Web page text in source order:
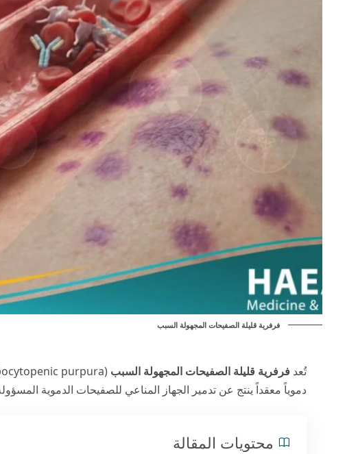
فرفرية قليلة الصفيحات المجهولة السبب
تُعد فرفرية قليلة الصفيحات المجهولة السبب
دموياً معقداً ينتج عن تدمير الجهاز المناعي للصفيحات الدموية
محتويات المقالة